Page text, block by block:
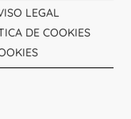
LEGAL
DE COOKIES